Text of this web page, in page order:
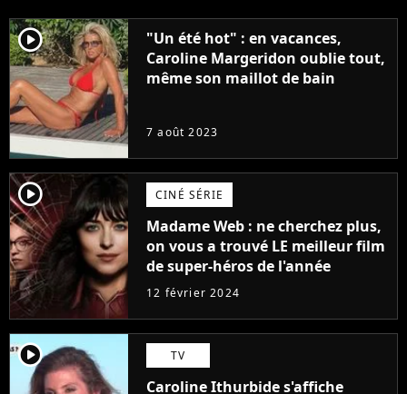
player2
"Un été hot" : en vacances,
Caroline Margeridon oublie tout,
même son maillot de bain
7 août 2023
player2 CINÉ SÉRIE
Madame Web : ne cherchez plus,
on vous a trouvé LE meilleur film
de super-héros de l'année
12 février 2024
player2 TV
Caroline Ithurbide s'affiche